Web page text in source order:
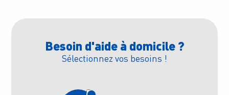
Besoin d'aide à domicile ?
Sélectionnez vos besoins !